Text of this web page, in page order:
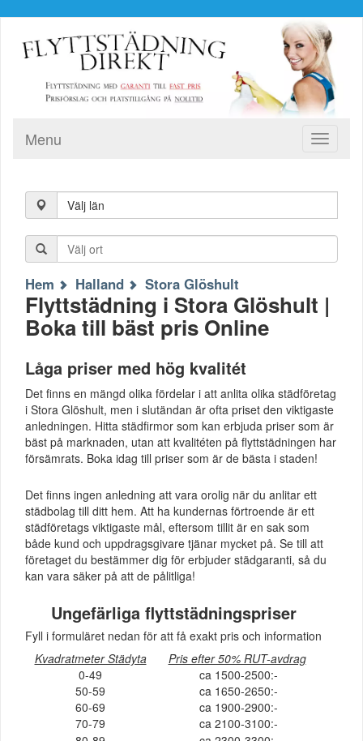
Toggle
Menu
Välj län
Hem Halland Stora Glöshult
Flyttstädning i Stora Glöshult |
Boka till bäst pris Online
Låga priser med hög kvalitét
Det finns en mängd olika fördelar i att anlita olika städföretag
i Stora Glöshult, men i slutändan är ofta priset den viktigaste
anledningen. Hitta städfirmor som kan erbjuda priser som är
bäst på marknaden, utan att kvalitéten på flyttstädningen har
försämrats. Boka idag till priser som är de bästa i staden!
Det finns ingen anledning att vara orolig när du anlitar ett
städbolag till ditt hem. Att ha kundernas förtroende är ett
städföretags viktigaste mål, eftersom tillit är en sak som
både kund och uppdragsgivare tjänar mycket på. Se till att
företaget du bestämmer dig för erbjuder städgaranti, så du
kan vara säker på att de pålitliga!
Ungefärliga flyttstädningspriser
Fyll i formuläret nedan för att få exakt pris och information
Kvadratmeter Städyta
Pris efter 50% RUT-avdrag
0-49
ca 1500-2500:-
50-59
ca 1650-2650:-
60-69
ca 1900-2900:-
70-79
ca 2100-3100:-